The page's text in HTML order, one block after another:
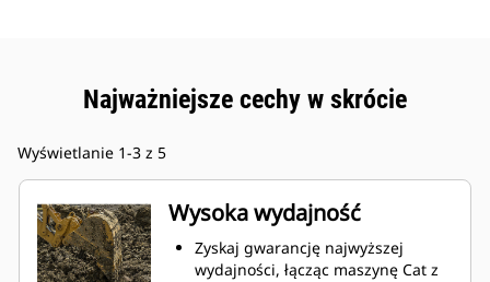
Najważniejsze cechy w skrócie
Wyświetlanie 1-3 z 5
Wysoka wydajność
Zyskaj gwarancję najwyższej
wydajności, łącząc maszynę Cat z